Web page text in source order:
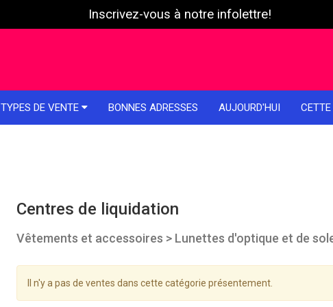
Inscrivez-vous à notre infolettre!
TYPES DE VENTE BONNES ADRESSES AUJOURD'HUI
Centres de liquidation
Vêtements et accessoires > Lunettes d'optique et de
Il n'y a pas de ventes dans cette catégorie présentement.